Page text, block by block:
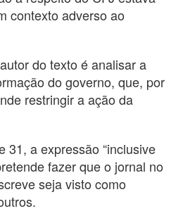
contexto adverso ao
do texto é analisar a
do governo, que, por
restringir a ação da
31, a expressão “inclusive
fazer que o jornal no
seja visto como